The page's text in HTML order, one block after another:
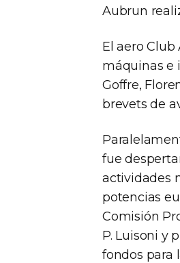
Aubrun
El aero
máquinas e
Goffre,
brevets de
fue
actividades
potencias
Comisión
P. Luisoni y
fondos para